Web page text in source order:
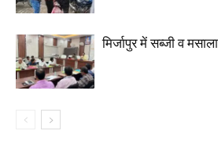
मिर्जापुर में सब्जी व